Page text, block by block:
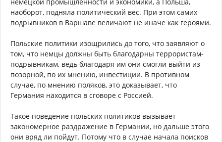
наоборот, подняла политический вес. При этом самих
подрывников в Варшаве величают не иначе как героями.
Польские политики изощрились до того, что заявляют о
том, что немцы должны быть благодарны террористам-
подрывникам, ведь благодаря им они смогли выйти из
позорной, по их мнению, инвестиции. В противном
случае, по мнению поляков, это доказывает, что
Германия находится в сговоре с Россией.
Такое поведение польских политиков вызывает
закономерное раздражение в Германии, но дальше этого
они вряд ли пойдут. Потому что в случае начала поисков